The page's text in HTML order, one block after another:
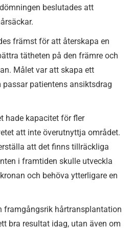
beslutades att
främst för att återskapa en
tätheten på den främre och
Målet var att skapa ett
patientens ansiktsdrag
hade kapacitet för fler
att inte överutnyttja området.
att det finns tillräckliga
i framtiden skulle utveckla
och behöva ytterligare en
framgångsrik hårtransplantation
bra resultat idag, utan även om